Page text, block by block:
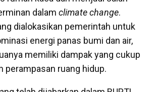
dalam climate change.
dialokasikan pemerintah untuk
energi panas bumi dan air,
memiliki dampak yang cukup
perampasan ruang hidup.